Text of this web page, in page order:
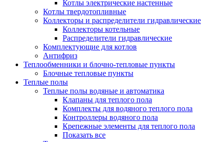
Котлы электрические настенные
Котлы твердотопливные
Коллекторы и распределители гидравлические
Коллекторы котельные
Распределители гидравлические
Комплектующие для котлов
Антифриз
Теплообменники и блочно-тепловые пункты
Блочные тепловые пункты
Теплые полы
Теплые полы водяные и автоматика
Клапаны для теплого пола
Комплекты для водяного теплого пола
Контроллеры водяного пола
Крепежные элементы для теплого пола
Показать все